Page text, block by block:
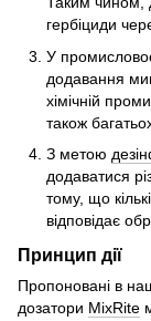
гербіциди
У
додавання
хімічній
також
З метою
додаватися
тому, що
відповідає
Принцип дії
Пропоновані в
дозатори MixRite